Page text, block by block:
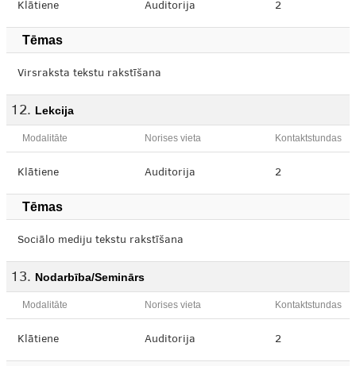
Klātiene Auditorija 2
Tēmas
Virsraksta tekstu rakstīšana
Lekcija
Modalitāte Norises vieta Kontaktstundas
Klātiene Auditorija 2
Tēmas
Sociālo mediju tekstu rakstīšana
Nodarbība/Seminārs
Modalitāte Norises vieta Kontaktstundas
Klātiene Auditorija 2